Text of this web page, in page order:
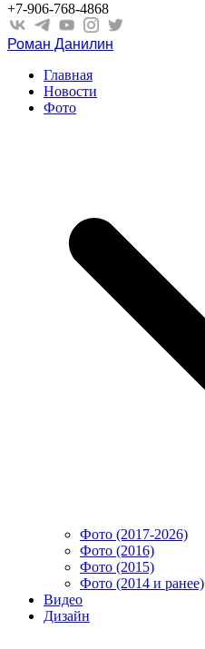
+7-906-768-4868
Роман Данилин
Главная
Новости
Фото
Фото (2017-2026)
Фото (2016)
Фото (2015)
Фото (2014 и ранее)
Видео
Дизайн